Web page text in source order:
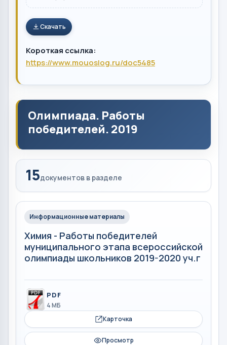
Скачать
Короткая ссылка:
https://www.mouoslog.ru/doc5485
Олимпиада. Работы
победителей. 2019
15документов в разделе
Информационные материалы
Химия - Работы победителей
муниципального этапа всероссийской
олимпиады школьников 2019-2020 уч.г
PDF
4 МБ
Карточка
Просмотр